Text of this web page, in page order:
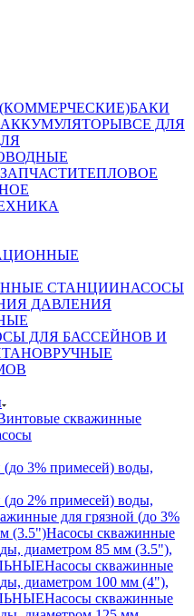
БАКИ
ВСЕ ДЛЯ
ТЕПЛОВОЕ
СТАНЦИИНАСОСЫ
ДАВЛЕНИЯ
ДЛЯ БАССЕЙНОВ И
РУЧНЫЕ
скважинные
3% примесей) воды,
2% примесей) воды,
для грязной (до 3%
(3.5")Насосы скважинные
диаметром 85 мм (3.5"),
Насосы скважинные
диаметром 100 мм (4"),
Насосы скважинные